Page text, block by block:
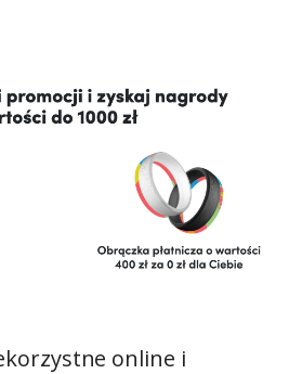
online i